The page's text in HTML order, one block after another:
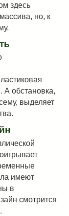
здесь
но, к
А обстановка,
выделяет
имеют
в
смотрится